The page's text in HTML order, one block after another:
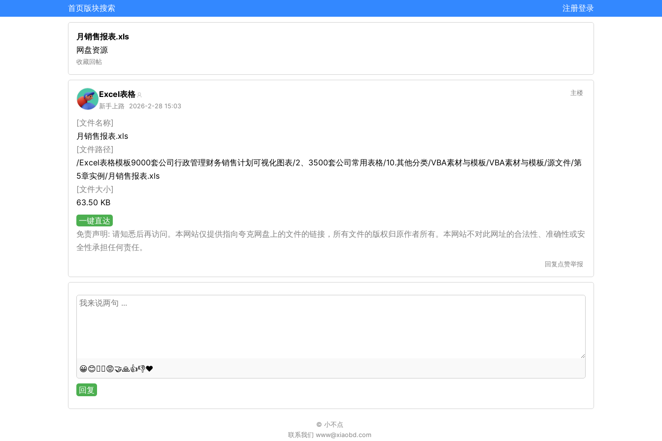
首页版块搜索 注册登录
月销售报表.xls
网盘资源
收藏回帖
Excel表格
新手上路 2026-2-28 15:03
主楼
[文件名称]
月销售报表.xls
[文件路径]
/Excel表格模板9000套公司行政管理财务销售计划可视化图表/2、3500套公司常用表格/10.其他分类/VBA素材与模板/VBA素材与模板/源文件/第
5章实例/月销售报表.xls
[文件大小]
63.50 KB
一键直达
免责声明: 请知悉后再访问。本网站仅提供指向夸克网盘上的文件的链接，所有文件的版权归原作者所有。本网站不对此网址的合法性、准确性或安
全性承担任何责任。
回复 点赞举报
😀😊😵‍💫😡🤝🙏👍👎❤️
回复
© 小不点
联系我们 www@xiaobd.com